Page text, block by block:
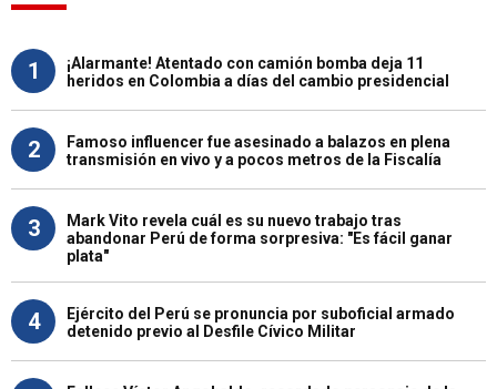
1
¡Alarmante! Atentado con camión bomba deja 11
heridos en Colombia a días del cambio presidencial
2
Famoso influencer fue asesinado a balazos en plena
transmisión en vivo y a pocos metros de la Fiscalía
3
Mark Vito revela cuál es su nuevo trabajo tras
abandonar Perú de forma sorpresiva: "Es fácil ganar
plata"
4
Ejército del Perú se pronuncia por suboficial armado
detenido previo al Desfile Cívico Militar